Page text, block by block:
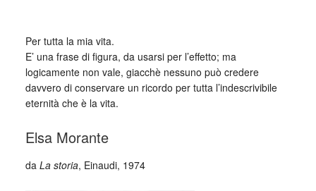
Per tutta la mia vita.
E’ una frase di figura, da usarsi per l’effetto; ma
logicamente non vale, giacchè nessuno può credere
davvero di conservare un ricordo per tutta l’indescrivibile
eternità che è la vita.
Elsa Morante
da La storia, Einaudi, 1974